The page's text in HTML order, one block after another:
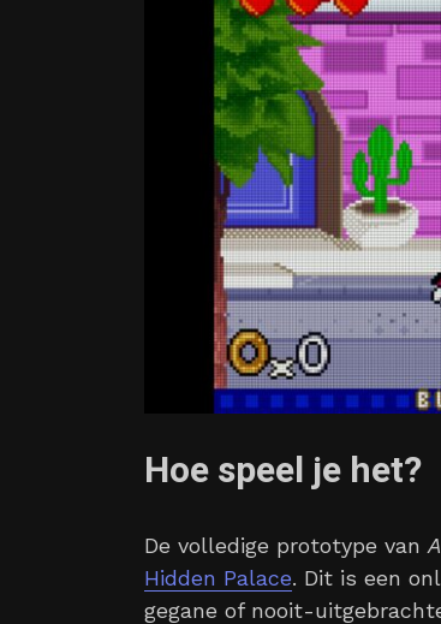
Hoe speel je het?
De volledige prototype van
Hidden Palace. Dit is een
gegane of nooit-